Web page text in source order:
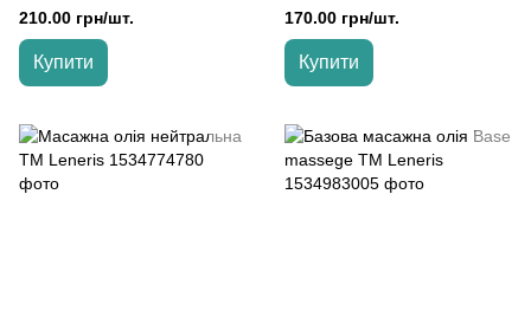
210.00 грн/шт.
Купити
170.00 грн/шт.
Купити